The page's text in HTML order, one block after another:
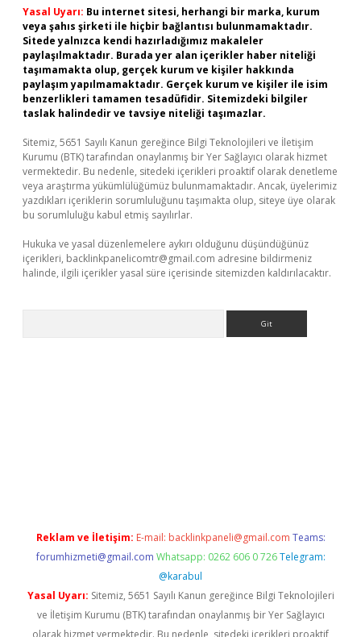
Yasal Uyarı: Bu internet sitesi, herhangi bir marka, kurum
veya şahıs şirketi ile hiçbir bağlantısı bulunmamaktadır.
Sitede yalnızca kendi hazırladığımız makaleler
paylaşılmaktadır. Burada yer alan içerikler haber niteliği
taşımamakta olup, gerçek kurum ve kişiler hakkında
paylaşım yapılmamaktadır. Gerçek kurum ve kişiler ile isim
benzerlikleri tamamen tesadüfidir. Sitemizdeki bilgiler
taslak halindedir ve tavsiye niteliği taşımazlar.
Sitemiz, 5651 Sayılı Kanun gereğince Bilgi Teknolojileri ve İletişim
Kurumu (BTK) tarafından onaylanmış bir Yer Sağlayıcı olarak hizmet
vermektedir. Bu nedenle, sitedeki içerikleri proaktif olarak denetleme
veya araştırma yükümlülüğümüz bulunmamaktadır. Ancak, üyelerimiz
yazdıkları içeriklerin sorumluluğunu taşımakta olup, siteye üye olarak
bu sorumluluğu kabul etmiş sayılırlar.
Hukuka ve yasal düzenlemelere aykırı olduğunu düşündüğünüz
içerikleri, backlinkpanelicomtr@gmail.com adresine bildirmeniz
halinde, ilgili içerikler yasal süre içerisinde sitemizden kaldırılacaktır.
Reklam ve İletişim: E-mail: backlinkpaneli@gmail.com Teams:
forumhizmeti@gmail.com Whatsapp: 0262 606 0 726 Telegram:
@karabul
Yasal Uyarı: Sitemiz, 5651 Sayılı Kanun gereğince Bilgi Teknolojileri
ve İletişim Kurumu (BTK) tarafından onaylanmış bir Yer Sağlayıcı
olarak hizmet vermektedir. Bu nedenle, sitedeki içerikleri proaktif